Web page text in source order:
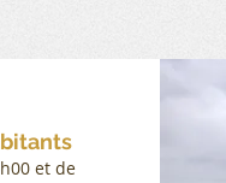
et de